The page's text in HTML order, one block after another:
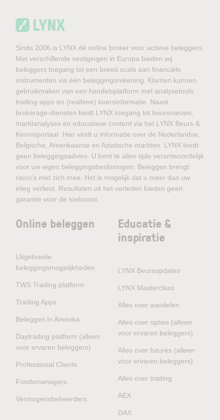
Sinds 2006 is LYNX dé online broker voor actieve beleggers.
Met verschillende vestigingen in Europa bieden wij
beleggers toegang tot een breed scala aan financiële
instrumenten via één beleggingsrekening. Klanten kunnen
gebruikmaken van een handelsplatform met analysetools,
trading apps en (realtime) koersinformatie. Naast
brokerage-diensten biedt LYNX toegang tot beursnieuws,
marktanalyses en educatieve content via het LYNX Beurs &
Kennisportaal. Hier vindt u informatie over de Nederlandse,
Belgische, Amerikaanse en Aziatische markten. LYNX biedt
geen beleggingsadvies. U bent te allen tijde verantwoordelijk
voor uw eigen beleggingsbeslissingen. Beleggen brengt
risico’s met zich mee. Het is mogelijk dat u meer dan uw
inleg verliest. Resultaten uit het verleden bieden geen
garantie voor de toekomst.
Online beleggen
Uitgebreide
beleggingsmogelijkheden
TWS Trading platform
Trading Apps
Beleggen in Amerika
Daytrading platform (alleen
voor ervaren beleggers)
Professional Clients
Fondsmanagers
Vermogensbeheerders
Educatie &
inspiratie
LYNX Beursupdates
LYNX Masterclass
Alles over aandelen
Alles over opties (alleen
voor ervaren beleggers)
Alles over futures (alleen
voor ervaren beleggers)
Alles over trading
AEX
DAX